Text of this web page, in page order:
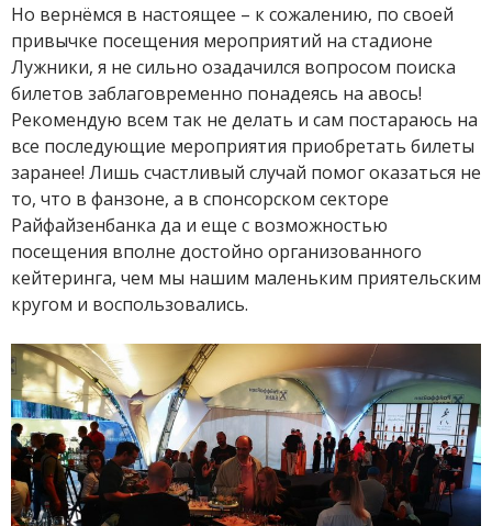
Но вернёмся в настоящее – к сожалению, по своей
привычке посещения мероприятий на стадионе
Лужники, я не сильно озадачился вопросом поиска
билетов заблаговременно понадеясь на авось!
Рекомендую всем так не делать и сам постараюсь на
все последующие мероприятия приобретать билеты
заранее! Лишь счастливый случай помог оказаться не
то, что в фанзоне, а в спонсорском секторе
Райфайзенбанка да и еще с возможностью
посещения вполне достойно организованного
кейтеринга, чем мы нашим маленьким приятельским
кругом и воспользовались.